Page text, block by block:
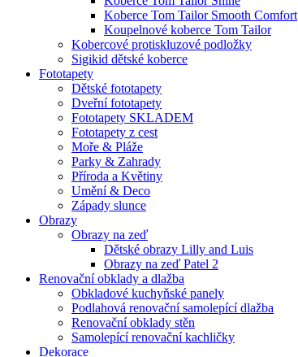
Koberce Tom Tailor Smooth Comfort
Koupelnové koberce Tom Tailor
Kobercové protiskluzové podložky
Sigikid dětské koberce
Fototapety
Dětské fototapety
Dveřní fototapety
Fototapety SKLADEM
Fototapety z cest
Moře & Pláže
Parky & Zahrady
Příroda a Květiny
Umění & Deco
Západy slunce
Obrazy
Obrazy na zeď
Dětské obrazy Lilly and Luis
Obrazy na zeď Patel 2
Renovační obklady a dlažba
Obkladové kuchyňské panely
Podlahová renovační samolepící dlažba
Renovační obklady stěn
Samolepící renovační kachličky
Dekorace